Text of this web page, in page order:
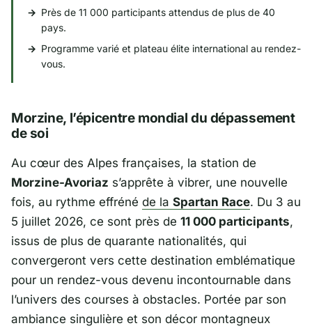
Près de 11 000 participants attendus de plus de 40
pays.
Programme varié et plateau élite international au rendez-
vous.
Morzine, l’épicentre mondial du dépassement
de soi
Au cœur des Alpes françaises, la station de
Morzine-Avoriaz s’apprête à vibrer, une nouvelle
fois, au rythme effréné de la Spartan Race. Du 3 au
5 juillet 2026, ce sont près de 11 000 participants,
issus de plus de quarante nationalités, qui
convergeront vers cette destination emblématique
pour un rendez-vous devenu incontournable dans
l’univers des courses à obstacles. Portée par son
ambiance singulière et son décor montagneux